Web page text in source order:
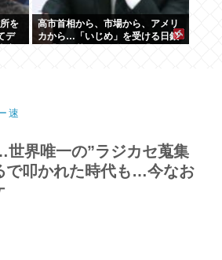
を
デ
高市首相から、市場から、アメリ
カから…「いじめ」を受ける日銀
速
界唯一の”ラジカセ蒐集
で叩かれた時代も…今なお